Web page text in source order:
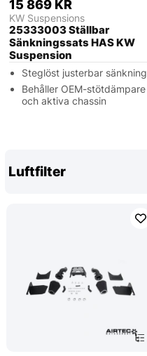
15 869 KR
KW Suspensions
25333003 Ställbar
Sänkningssats HAS KW
Suspension
Steglöst justerbar sänkning
Behåller OEM-stötdämpare
och aktiva chassin
Luftfilter